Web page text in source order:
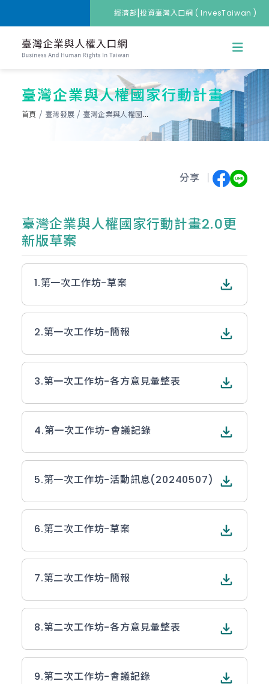
經濟部|投資臺灣入口網 ( InvesTaiwan )
臺灣企業與人權國家行動計畫
首頁 臺灣發展 臺灣企業與人權國家行動計畫
分享 ｜
臺灣企業與人權國家行動計畫2.0更
新版草案
1.第一次工作坊-草案
2.第一次工作坊-簡報
3.第一次工作坊-各方意見彙整表
4.第一次工作坊-會議記錄
5.第一次工作坊-活動訊息(20240507)
6.第二次工作坊-草案
7.第二次工作坊-簡報
8.第二次工作坊-各方意見彙整表
9.第二次工作坊-會議記錄